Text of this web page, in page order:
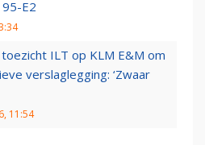
E2
ILT op KLM E&M om
verslaglegging: ‘Zwaar
11:54